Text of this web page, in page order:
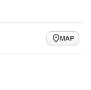
ライトウォッシャー
MAP